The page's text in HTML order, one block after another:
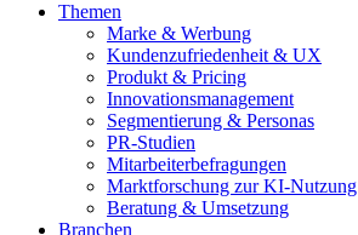
Themen
Marke & Werbung
Kundenzufriedenheit & UX
Produkt & Pricing
Innovationsmanagement
Segmentierung & Personas
PR-Studien
Mitarbeiterbefragungen
Marktforschung zur KI-Nutzung
Beratung & Umsetzung
Branchen